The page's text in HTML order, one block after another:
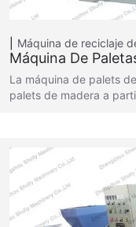
Máquina de reciclaje
Máquina De
La máquina de palets
palets de madera a